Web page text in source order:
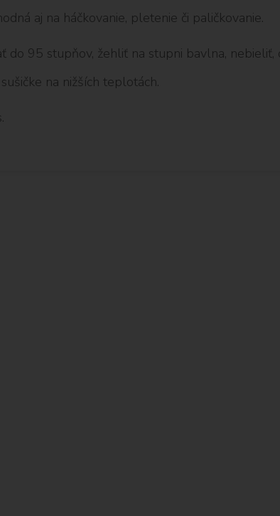
aj na háčkovanie, pletenie či paličkovanie.
do 95 stupňov, žehliť na stupni bavlna, nebieliť,
na nižších teplotách.